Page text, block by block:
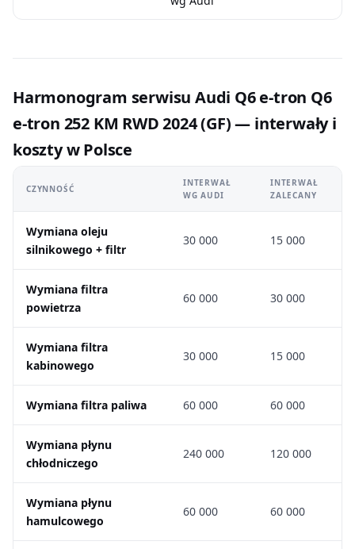
Harmonogram serwisu Audi Q6 e-tron Q6
e-tron 252 KM RWD 2024 (GF) — interwały i
koszty w Polsce
CZYNNOŚĆ
INTERWAŁ
WG AUDI
INTERWAŁ
ZALECANY
Wymiana oleju
silnikowego + filtr
30 000 15 000
Wymiana filtra
powietrza
60 000 30 000
Wymiana filtra
kabinowego
30 000 15 000
Wymiana filtra paliwa 60 000 60 000
Wymiana płynu
chłodniczego
240 000 120 000
Wymiana płynu
hamulcowego
60 000 60 000